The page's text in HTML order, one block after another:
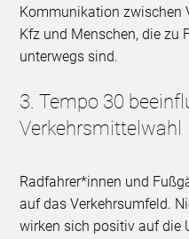
Kommunikation zwischen
Kfz und Menschen, die zu
unterwegs sind.
3. Tempo 30
Verkehrsmittelwahl
Radfahrer*innen und
auf das Verkehrsumfeld.
wirken sich positiv auf die